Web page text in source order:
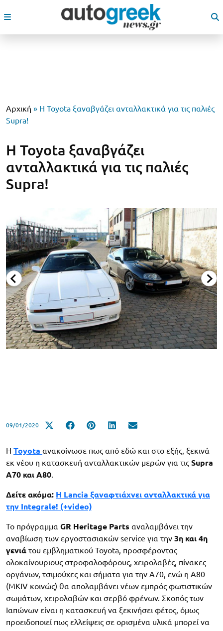
Αρχική » Η Toyota ξαναβγάζει ανταλλακτικά για τις παλιές
Supra!
Η Toyota ξαναβγάζει
ανταλλακτικά για τις παλιές
Supra!
09/01/2020
H Toyota ανακοίνωσε πως από εδώ και στο εξής, ξεκινά
εκ νέου η κατασκευή ανταλλακτικών μερών για τις Supra
A70 και A80.
Δείτε ακόμα: H Lancia ξαναφτιάχνει ανταλλακτικά για
την Integrale! (+video)
Το πρόγραμμα GR Heritage Parts αναλαμβάνει την
αναβίωση των εργοστασιακών service για την 3η και 4η
γενιά του εμβληματικού Toyota, προσφέροντας
ολοκαίνουριους στροφαλοφόρους, χειρολαβές, πίνακες
οργάνων, τσιμούχες και σήματα για την A70, ενώ η A80
(MKIV κοινώς) θα απολαμβάνει νέων εμπρός φωτιστικών
σωμάτων, χειρολαβών και σερβό φρένων. Σκοπός των
Ιαπώνων είναι η κατασκευή να ξεκινήσει φέτος, όμως
προειδοποιεί πως ελλείψεις σε ορισμένα υλικά μπορεί να